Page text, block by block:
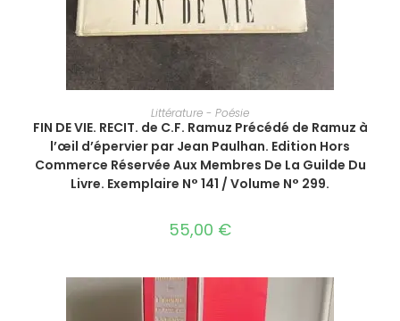
AJOUTER AU PANIER
Littérature - Poésie
FIN DE VIE. RECIT. de C.F. Ramuz Précédé de Ramuz à
l’œil d’épervier par Jean Paulhan. Edition Hors
Commerce Réservée Aux Membres De La Guilde Du
Livre. Exemplaire N° 141 / Volume N° 299.
55,00 €